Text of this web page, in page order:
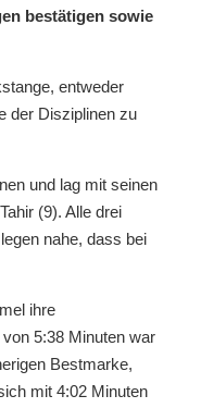
bestätigen sowie
entweder
der Disziplinen zu
und lag mit seinen
(9). Alle drei
nahe, dass bei
ihre
5:38 Minuten war
Bestmarke,
mit 4:02 Minuten